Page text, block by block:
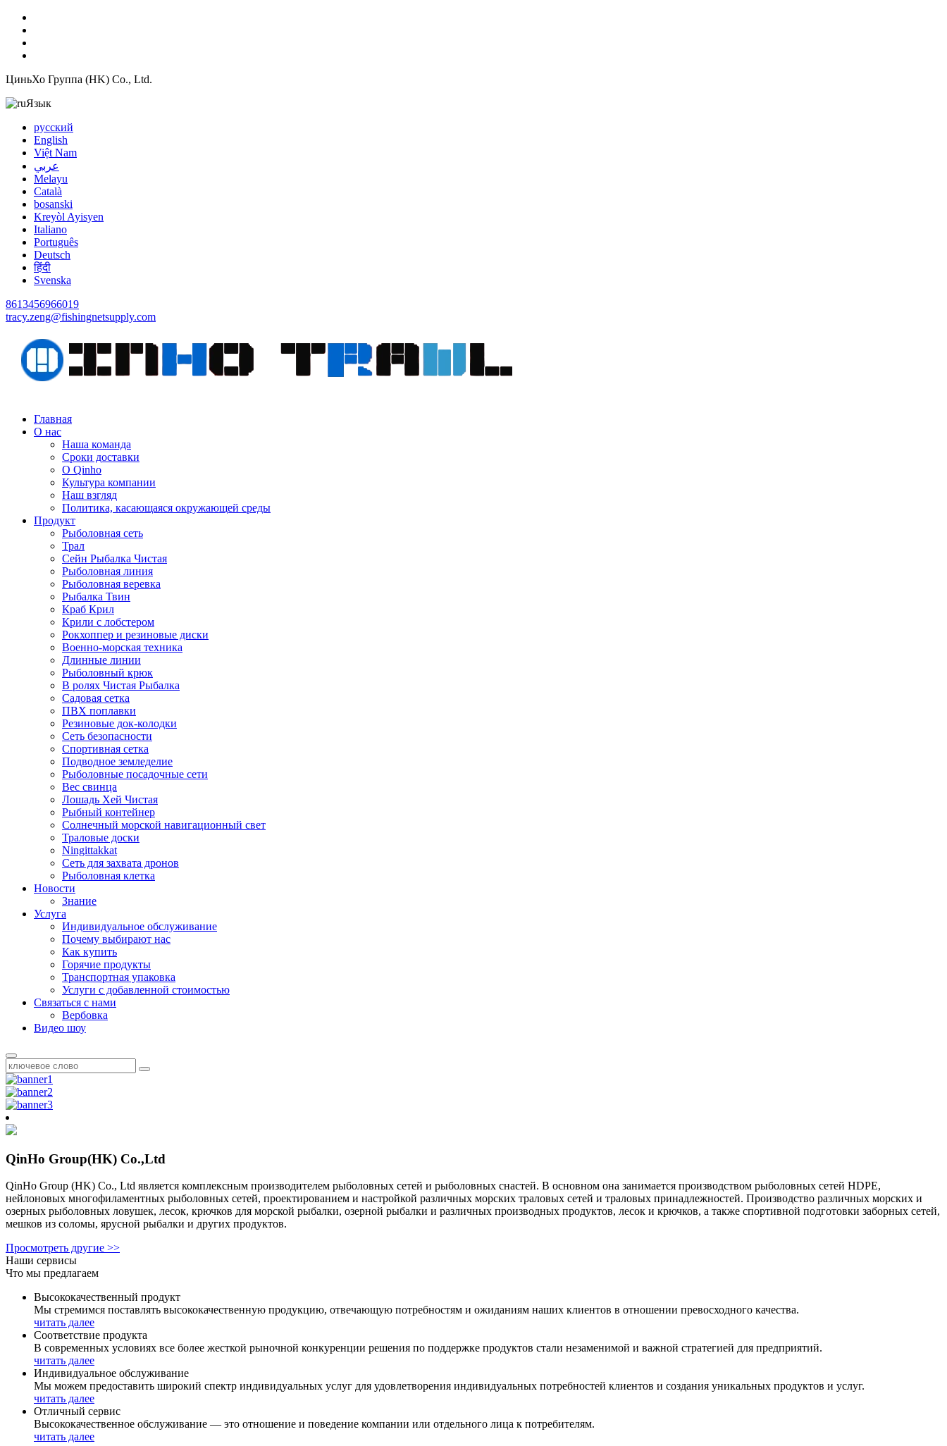
ЦиньХо Группа (HK) Co., Ltd.
Язык
русский
English
Việt Nam
عربي
Melayu
Català
bosanski
Kreyòl Ayisyen
Italiano
Português
Deutsch
हिंदी
Svenska
8613456966019
tracy.zeng@fishingnetsupply.com
Главная
О нас
Наша команда
Сроки доставки
О Qinho
Культура компании
Наш взгляд
Политика, касающаяся окружающей среды
Продукт
Рыболовная сеть
Трал
Сейн Рыбалка Чистая
Рыболовная линия
Рыболовная веревка
Рыбалка Твин
Краб Крил
Крили с лобстером
Рокхоппер и резиновые диски
Военно-морская техника
Длинные линии
Рыболовный крюк
В ролях Чистая Рыбалка
Садовая сетка
ПВХ поплавки
Резиновые док-колодки
Сеть безопасности
Спортивная сетка
Подводное земледелие
Рыболовные посадочные сети
Вес свинца
Лошадь Хей Чистая
Рыбный контейнер
Солнечный морской навигационный свет
Траловые доски
Ningittakkat
Сеть для захвата дронов
Рыболовная клетка
Новости
Знание
Услуга
Индивидуальное обслуживание
Почему выбирают нас
Как купить
Горячие продукты
Транспортная упаковка
Услуги с добавленной стоимостью
Связаться с нами
Вербовка
Видео шоу
QinHo Group(HK) Co.,Ltd
QinHo Group (HK) Co., Ltd является комплексным производителем рыболовных сетей и рыболовных снастей. В основном она занимается производством рыболовных сетей HDPE,
нейлоновых многофиламентных рыболовных сетей, проектированием и настройкой различных морских траловых сетей и траловых принадлежностей. Производство различных морских и
озерных рыболовных ловушек, лесок, крючков для морской рыбалки, озерной рыбалки и различных производных продуктов, лесок и крючков, а также спортивной подготовки заборных сетей,
мешков из соломы, ярусной рыбалки и других продуктов.
Просмотреть другие >>
Наши сервисы
Что мы предлагаем
Высококачественный продукт
Мы стремимся поставлять высококачественную продукцию, отвечающую потребностям и ожиданиям наших клиентов в отношении превосходного качества.
читать далее
Соответствие продукта
В современных условиях все более жесткой рыночной конкуренции решения по поддержке продуктов стали незаменимой и важной стратегией для предприятий.
читать далее
Индивидуальное обслуживание
Мы можем предоставить широкий спектр индивидуальных услуг для удовлетворения индивидуальных потребностей клиентов и создания уникальных продуктов и услуг.
читать далее
Отличный сервис
Высококачественное обслуживание — это отношение и поведение компании или отдельного лица к потребителям.
читать далее